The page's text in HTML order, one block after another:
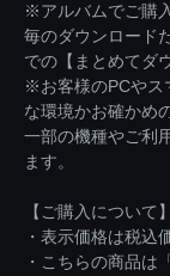
※アルバムでご購
毎のダウンロード
での【まとめてダ
※お客様のPCやス
な環境かお確かめ
一部の機種やご利
ます。
【ご購入について】
・表示価格は税込
・こちらの商品は